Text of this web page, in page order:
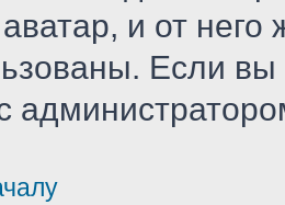
и от него
Если